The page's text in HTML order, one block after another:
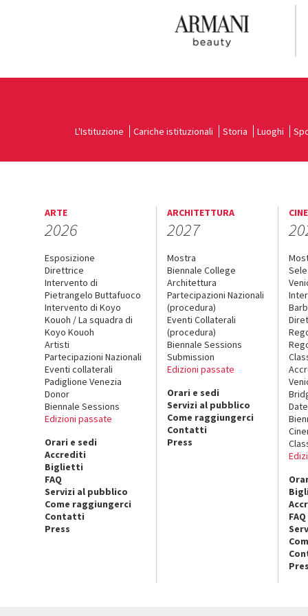
L'Istituzione Cariche istituzionali Storia Luoghi
ARTE
2026
Esposizione
Direttrice
Intervento di
Pietrangelo Buttafuoco
Intervento di Koyo
Kouoh / La squadra di
Koyo Kouoh
Artisti
Partecipazioni Nazionali
Eventi collaterali
Padiglione Venezia
Donor
Biennale Sessions
Edizioni passate
Orari e sedi
Accrediti
Biglietti
FAQ
Servizi al pubblico
Come raggiungerci
Contatti
Press
ARCHITETTURA
2027
Mostra
Biennale College
Architettura
Partecipazioni Nazionali
(procedura)
Eventi Collaterali
(procedura)
Biennale Sessions
Submission
Edizioni passate
Orari e sedi
Servizi al pubblico
Come raggiungerci
Contatti
Press
FAQ